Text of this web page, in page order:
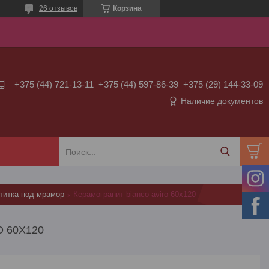
Корзина
26 отзывов
+375 (44) 721-13-11 +375 (44) 597-86-39 +375 (29) 144-33-09
Наличие документов
под мрамор Керамогранит bianco aviro 60х120
60Х120